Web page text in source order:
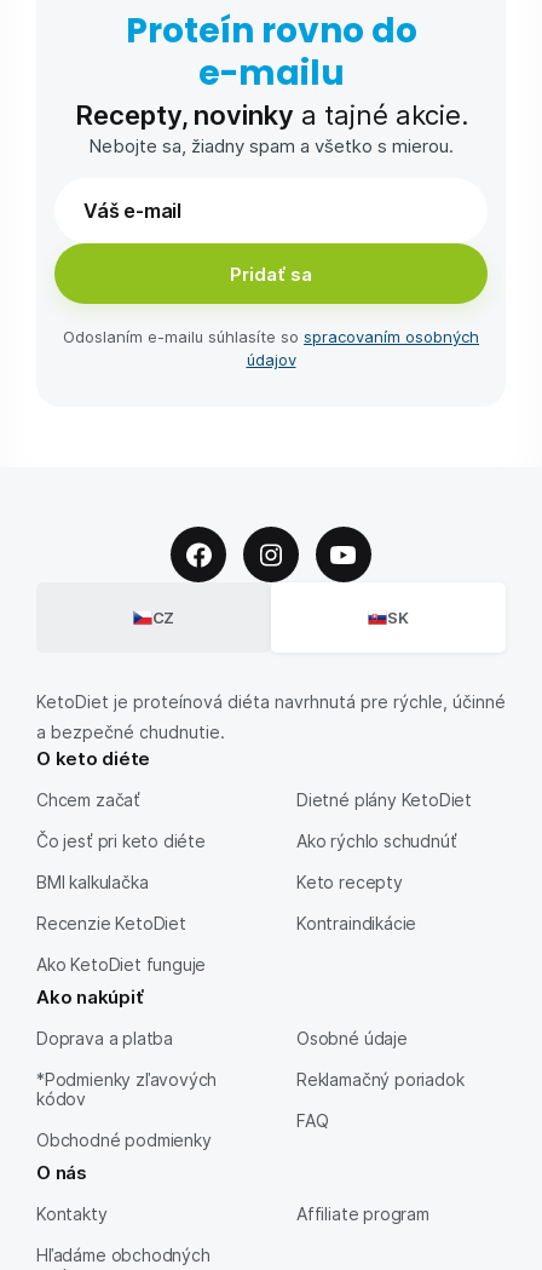
Proteín rovno do
e-⁠mailu
Recepty, novinky a tajné akcie.
Nebojte sa, žiadny spam a všetko s mierou.
Pridať sa
Odoslaním e-⁠mailu súhlasíte so spracovaním osobných
údajov
CZ SK
KetoDiet je proteínová diéta navrhnutá pre rýchle, účinné
a bezpečné chudnutie.
O keto diéte
Chcem začať
Čo jesť pri keto diéte
BMI kalkulačka
Recenzie KetoDiet
Ako KetoDiet funguje
Dietné plány KetoDiet
Ako rýchlo schudnúť
Keto recepty
Kontraindikácie
Ako nakúpiť
Doprava a platba
*Podmienky zľavových
kódov
Obchodné podmienky
Osobné údaje
Reklamačný poriadok
FAQ
O nás
Kontakty
Hľadáme obchodných
Affiliate program